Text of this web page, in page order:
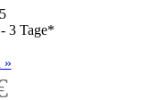
3 Tage*
»